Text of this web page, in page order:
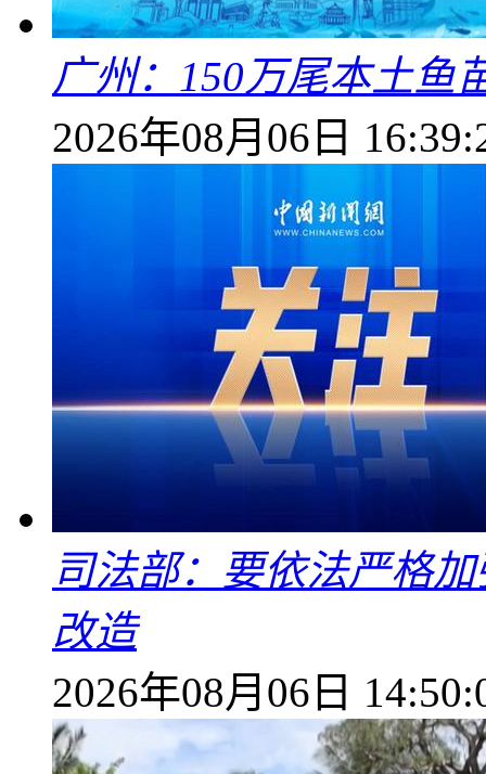
广州：150万尾本土鱼
2026年08月06日
司法部：要依法严格
改造
2026年08月06日